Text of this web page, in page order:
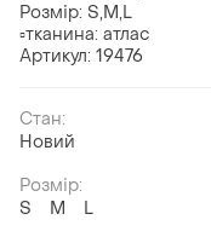
Розмір: S,M,L
▫️тканина: атлас
Артикул: 19476
Стан:
Новий
Розмір:
S
M L